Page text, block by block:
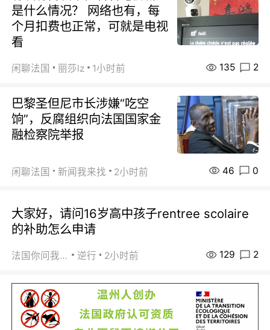
是什么情况？ 网络也有，每
个月扣费也正常，可就是电视
看
闲聊法国 丽莎lz 1小时前 135 2
巴黎圣但尼市长涉嫌“吃空
饷”，反腐组织向法国国家金
融检察院举报
闲聊法国 新闻我来找 2小时前 46 0
大家好，请问16岁高中孩子rentree scolaire
的补助怎么申请
法国你问我答 逆行 2小时前 129 2